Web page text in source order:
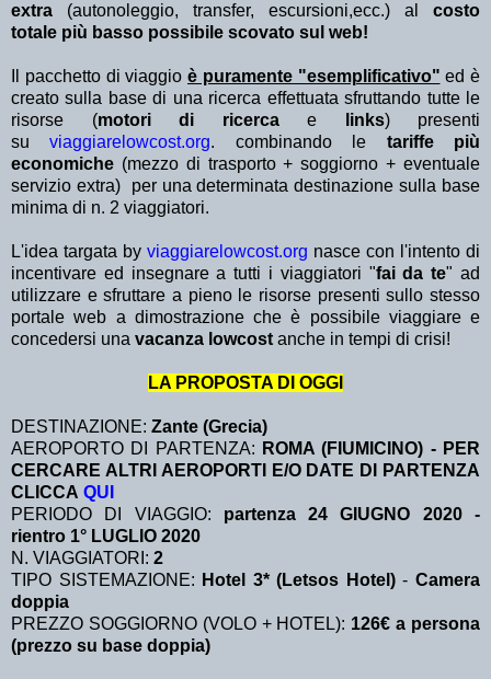
extra (autonoleggio, transfer, escursioni,ecc.) al costo
totale più basso possibile scovato sul web!
Il pacchetto di viaggio è puramente "esemplificativo" ed è
creato sulla base di una ricerca effettuata sfruttando tutte le
risorse (motori di ricerca e links) presenti
suviaggiarelowcost.org. combinando le tariffe più
economiche (mezzo di trasporto + soggiorno + eventuale
servizio extra)
per una determinata destinazione sulla base
minima di n. 2 viaggiatori.
L'idea targata by viaggiarelowcost.org nasce con l'intento di
incentivare ed insegnare a tutti i viaggiatori "fai da te" ad
utilizzare e sfruttare a pieno le risorse presenti sullo stesso
portale web a dimostrazione che è possibile viaggiare e
concedersi una vacanza lowcost anche in tempi di crisi!
LA PROPOSTA DI OGGI
DESTINAZIONE: Zante (Grecia)
AEROPORTO DI PARTENZA: ROMA (FIUMICINO) - PER
CERCARE ALTRI AEROPORTI E/O DATE DI PARTENZA
CLICCA QUI
PERIODO DI VIAGGIO: partenza 24 GIUGNO 2020 -
rientro 1° LUGLIO 2020
N. VIAGGIATORI: 2
TIPO SISTEMAZIONE: Hotel 3* (Letsos Hotel)-Camera
doppia
PREZZO SOGGIORNO (VOLO + HOTEL): 126€ a persona
(prezzo su base doppia)